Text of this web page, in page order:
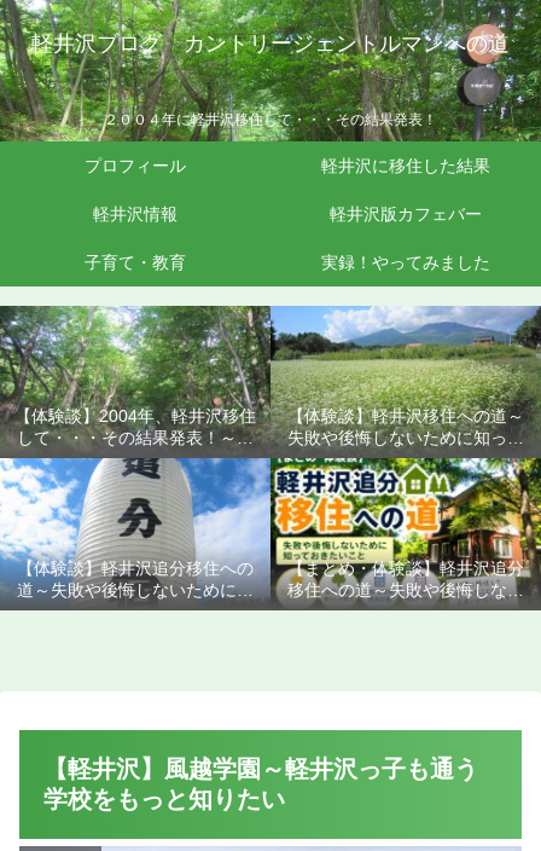
軽井沢ブログ カントリージェントルマンへの道
２００４年に軽井沢移住して・・・その結果発表！
プロフィール 軽井沢に移住した結果
軽井沢情報 軽井沢版カフェバー
子育て・教育 実録！やってみました
【体験談】2004年、軽井沢移住
して・・・その結果発表！～失
敗や後悔しないために知ってお
きたいこと
【体験談】軽井沢移住への道～
失敗や後悔しないために知って
おきたいこと
【体験談】軽井沢追分移住への
道～失敗や後悔しないために知
っておきたいこと
【まとめ・体験談】軽井沢追分
移住への道～失敗や後悔しない
ために知っておきたいこと
【軽井沢】風越学園～軽井沢っ子も通う
学校をもっと知りたい